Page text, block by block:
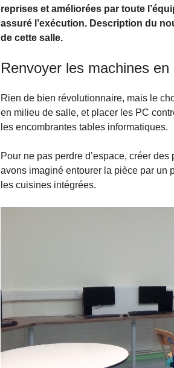
reprises et améliorées par toute
assuré l’exécution. Description du
de cette salle.
Renvoyer les machines
Rien de bien révolutionnaire, mais le
en milieu de salle, et placer les PC
les encombrantes tables informatiques.
Pour ne pas perdre d’espace, créer
avons imaginé entourer la pièce par un
les cuisines intégrées.